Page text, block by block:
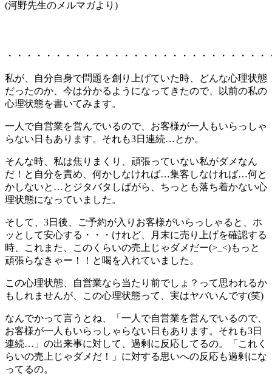
(河野先生のメルマガより)
・・・・・・・・・・・・・・・・・・・・・・・・・・
私が、自分自身で問題を創り上げていた時、どんな心理状態
だったのか、今は分かるようになってきたので、以前の私の
心理状態を書いてみます。
一人で自営業を営んでいるので、お客様が一人もいらっしゃ
らない日もあります。それも3日連続…とか。
そんな時、私は焦りまくり、頑張っていない私がダメなん
だ！と自分を責め、何かしなければ…集客しなければ…何と
かしないと…とジタバタしばがら、ちっとも落ち着かない心
理状態になっていました。
そして、3日後、ご予約が入りお客様がいらっしゃると、ホ
ッとして安心する・・・けれど、月末に売り上げを確認する
時、これまた、このくらいの売上じゃダメだー(>_<)もっと
頑張らなきゃー！！と喝を入れていました。
この心理状態、自営業なら当たり前でしょ？って思われるか
もしれませんが、この心理状態って、実はヤバいんです(笑)
なんでかって言うとね、「一人で自営業を営んでいるので、
お客様が一人もいらっしゃらない日もあります。それも3日
連続…」の出来事に対して、過剰に反応してるの。「これく
らいの売上じゃダメだ！」に対する思いへの反応も過剰にな
ってるの。